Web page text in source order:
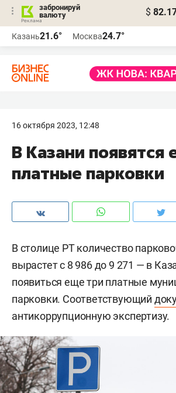
забронируй
валюту
$
Казань21.6° Москва24.7°
16 октября 2023, 12:48
В Казани появятся
платные парковки
В столице РТ количество
вырастет с 8 986 до 9 271 — в
появиться еще три платные
парковки. Соответствующий
антикоррупционную экспертизу.